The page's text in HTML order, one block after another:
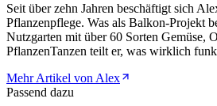
Seit über zehn Jahren beschäftigt sich
Pflanzenpflege. Was als Balkon-Projekt
Nutzgarten mit über 60 Sorten Gemüse,
PflanzenTanzen teilt er, was wirklich
Mehr Artikel von Alex
Passend dazu